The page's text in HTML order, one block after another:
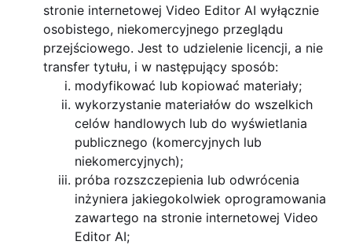
stronie internetowej Video Editor AI wyłącznie
osobistego, niekomercyjnego przeglądu
przejściowego. Jest to udzielenie licencji, a nie
transfer tytułu, i w następujący sposób:
modyfikować lub kopiować materiały;
wykorzystanie materiałów do wszelkich
celów handlowych lub do wyświetlania
publicznego (komercyjnych lub
niekomercyjnych);
próba rozszczepienia lub odwrócenia
inżyniera jakiegokolwiek oprogramowania
zawartego na stronie internetowej Video
Editor AI;